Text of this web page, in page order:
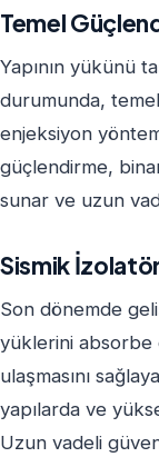
Temel
Yapının yükünü
durumunda,
enjeksiyon
güçlendirme,
sunar ve uzun
Sismik
Son dönemde
yüklerini absorbe
ulaşmasını
yapılarda ve
Uzun vadeli